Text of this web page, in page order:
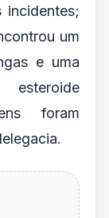
incidentes;
um
e uma
foram